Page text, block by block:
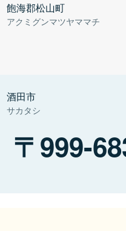
飽海郡松山町
アクミグンマツヤママチ
酒田市
サカタシ
999-